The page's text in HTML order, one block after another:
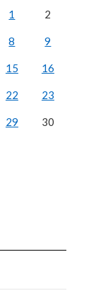
1
2
8 9
15 16
22 23
29 30